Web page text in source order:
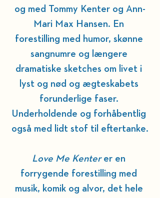
og med Tommy Kenter og Ann-
Mari Max Hansen. En
forestilling med humor, skønne
sangnumre og længere
dramatiske sketches om livet i
lyst og nød og ægteskabets
forunderlige faser.
Underholdende og forhåbentlig
også med lidt stof til eftertanke.
Love Me Kenter er en
forrygende forestilling med
musik, komik og alvor, det hele